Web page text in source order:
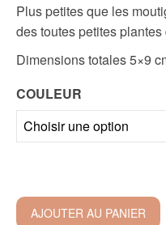
Plus petites que les
des toutes petites plantes
Dimensions totales 5×9
COULEUR
AJOUTER AU PANIER